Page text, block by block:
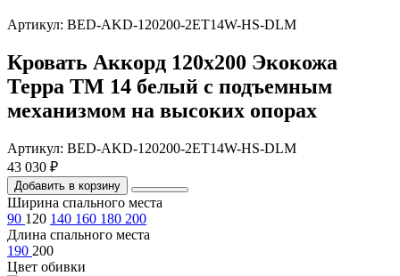
Артикул: BED-AKD-120200-2ET14W-HS-DLM
Кровать Аккорд 120х200 Экокожа
Терра ТМ 14 белый с подъемным
механизмом на высоких опорах
Артикул: BED-AKD-120200-2ET14W-HS-DLM
43 030 ₽
Добавить в корзину
Ширина спального места
90 120 140 160 180 200
Длина спального места
190 200
Цвет обивки